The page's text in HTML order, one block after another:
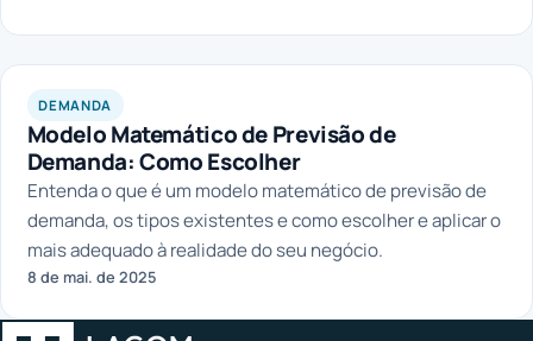
DEMANDA
Modelo Matemático de Previsão de
Demanda: Como Escolher
Entenda o que é um modelo matemático de previsão de
demanda, os tipos existentes e como escolher e aplicar o
mais adequado à realidade do seu negócio.
8 de mai. de 2025